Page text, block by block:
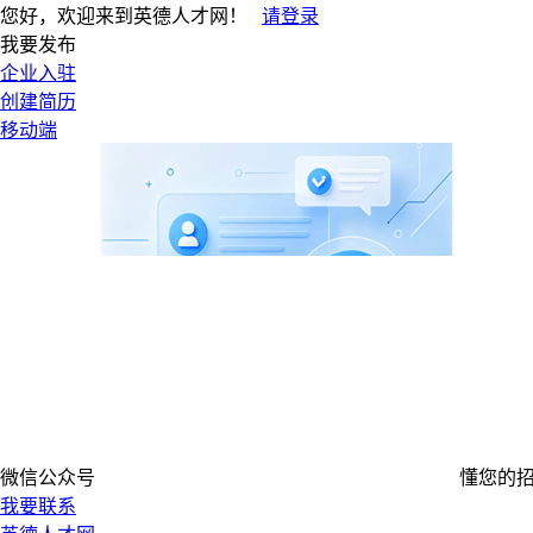
您好，欢迎来到英德人才网！
请登录
我要发布
企业入驻
创建简历
移动端
微信公众号
懂您的
我要联系